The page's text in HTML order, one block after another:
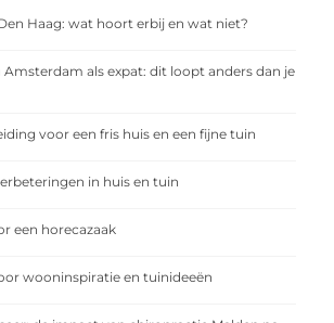
Haag: wat hoort erbij en wat niet?
Amsterdam als expat: dit loopt anders dan je
voor een fris huis en een fijne tuin
in huis en tuin
een horecazaak
wooninspiratie en tuinideeën